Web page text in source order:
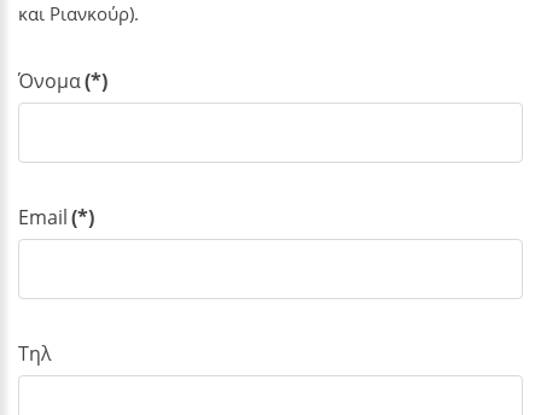
και Ριανκούρ).
Όνομα(*)
Email(*)
Τηλ